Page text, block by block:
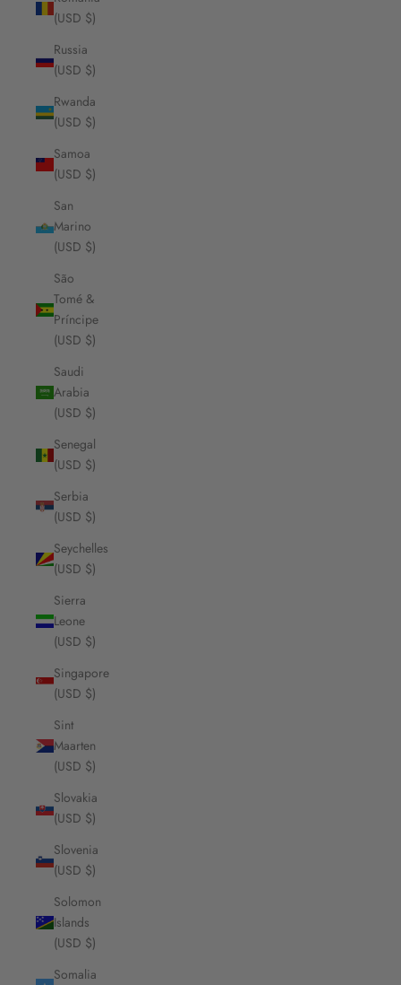
(USD $)
Russia
(USD $)
Rwanda
(USD $)
Samoa
(USD $)
San
Marino
(USD $)
São
Tomé &
Príncipe
(USD $)
Saudi
Arabia
(USD $)
Senegal
(USD $)
Serbia
(USD $)
Seychelles
(USD $)
Sierra
Leone
(USD $)
Singapore
(USD $)
Sint
Maarten
(USD $)
Slovakia
(USD $)
Slovenia
(USD $)
Solomon
Islands
(USD $)
Somalia